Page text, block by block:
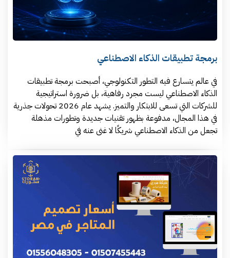
برمجة تطبيقات الذكاء الاصطناعي
في عالم يتسارع فيه التطور التكنولوجي، أصبحت برمجة تطبيقات
الذكاء الاصطناعي ليست مجرد رفاهية، بل ضرورة استراتيجية
للشركات التي تسعى للابتكار والتميز. يشهد عام 2026 تحولات جذرية
في هذا المجال، مدفوعة بظهور تقنيات جديدة وتطورات مذهلة
تجعل من الذكاء الاصطناعي شريكًا لا غنى عنه في